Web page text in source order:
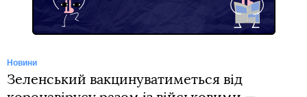
Новини
Зеленський вакцинуватиметься від